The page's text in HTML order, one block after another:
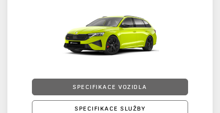
SPECIFIKACE VOZIDLA
SPECIFIKACE SLUŽBY